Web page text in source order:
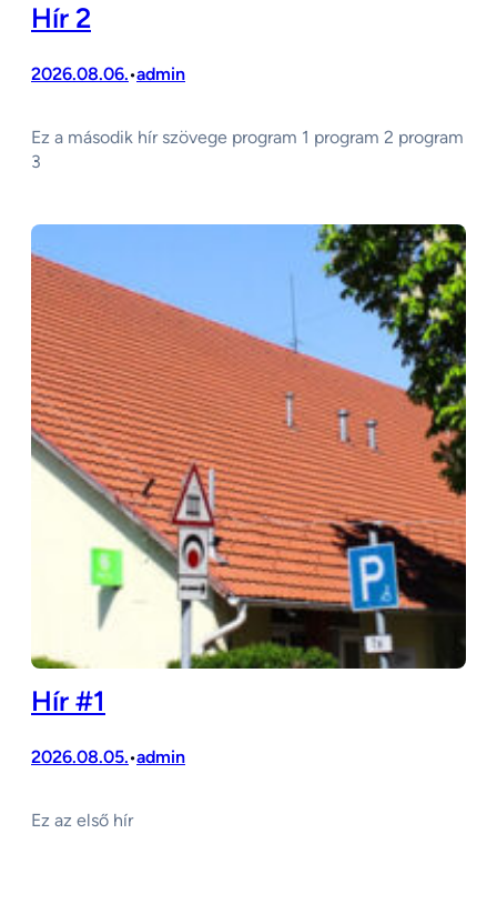
Hír 2
2026.08.06.•admin
Ez a második hír szövege program 1 program 2 program
3
Hír #1
2026.08.05.•admin
Ez az első hír